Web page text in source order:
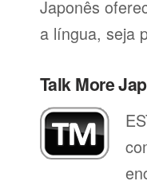
Japonês
a língua, seja
Talk More